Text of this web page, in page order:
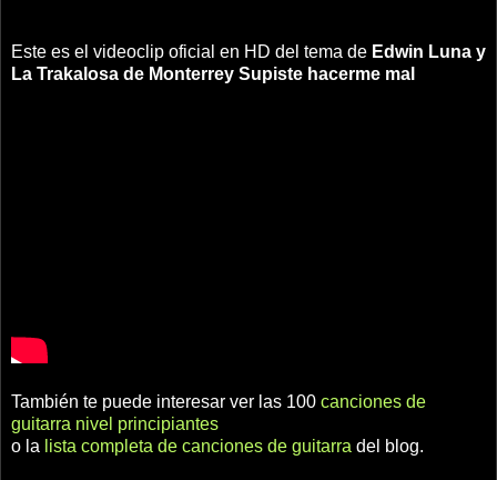
Este es el videoclip oficial en HD del tema de Edwin Luna y
La Trakalosa de Monterrey Supiste hacerme mal
También te puede interesar ver las 100 canciones de
guitarra nivel principiantes
o la lista completa de canciones de guitarra del blog.